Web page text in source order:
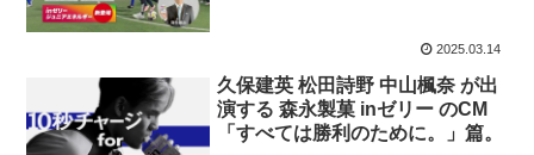
2025.03.14
久保建英 松田詩野 中山楓奈 が出
演する 森永製菓 inゼリー のCM
「すべては勝利のために。」篇。